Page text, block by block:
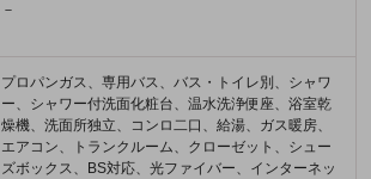
－
プロパンガス、専用バス、バス・トイレ別、シャワ
ー、シャワー付洗面化粧台、温水洗浄便座、浴室乾
燥機、洗面所独立、コンロ二口、給湯、ガス暖房、
エアコン、トランクルーム、クローゼット、シュー
ズボックス、BS対応、光ファイバー、インターネッ